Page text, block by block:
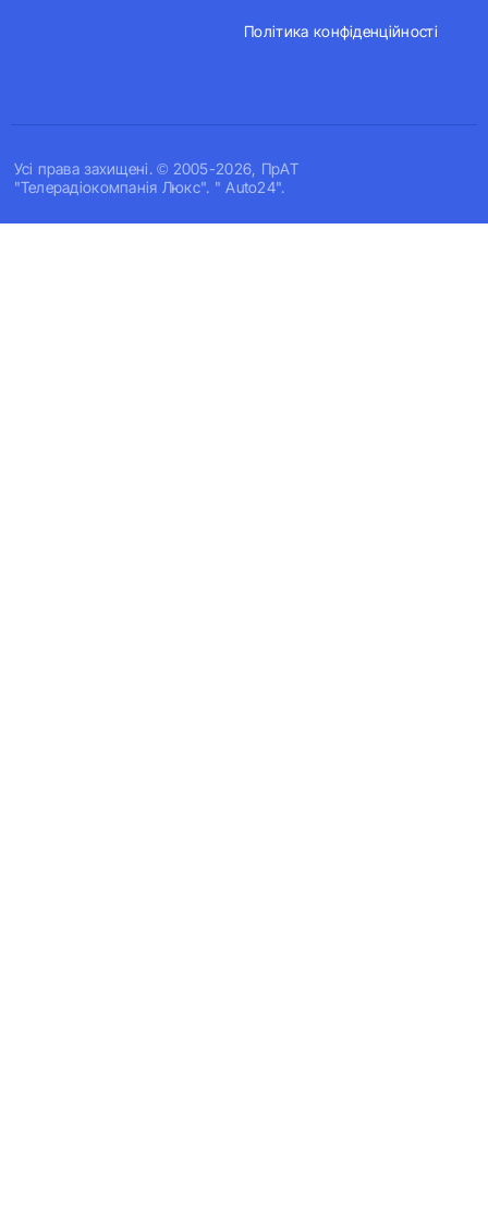
Усi права захищенi. © 2005-2026, ПрАТ
"Телерадіокомпанія Люкс". " Auto24".
Політика конфіденційності